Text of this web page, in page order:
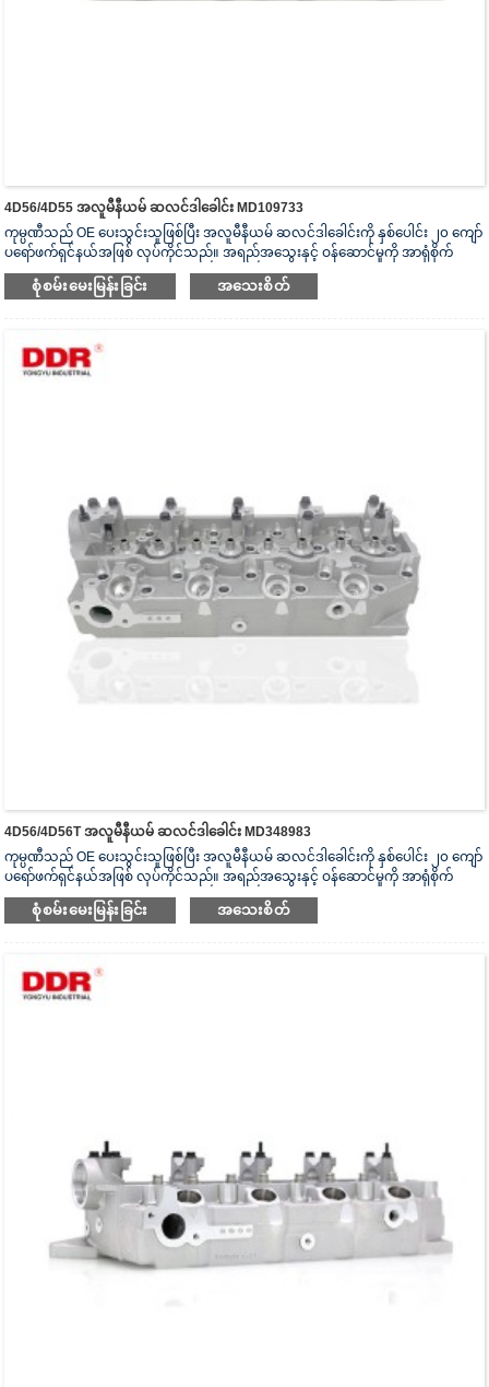
4D56/4D55 အလူမီနီယမ် ဆလင်ဒါခေါင်း MD109733
ကုမ္ပဏီသည် OE ပေးသွင်းသူဖြစ်ပြီး အလူမီနီယမ် ဆလင်ဒါခေါင်းကို နှစ်ပေါင်း ၂၀ ကျော်
ပရော်ဖက်ရှင်နယ်အဖြစ် လုပ်ကိုင်သည်။ အရည်အသွေးနှင့် ဝန်ဆောင်မှုကို အာရုံစိုက်
သည်။ ဆလင်ဒါခေါင်းသည် ISO16949 စစ်မှန်ကြောင်းအထောက်အထားပြမှုလက်မှတ်၊
“အလုံပိတ် ဆလင်ဒါခေါင်း”၊ “ဆလင်ဒါခေါင်း၏ ရှည်လျားသောအသုံးဝင်သော
စုံစမ်းမေးမြန်းခြင်း အသေးစိတ်
4D56/4D56T အလူမီနီယမ် ဆလင်ဒါခေါင်း MD348983
ကုမ္ပဏီသည် OE ပေးသွင်းသူဖြစ်ပြီး အလူမီနီယမ် ဆလင်ဒါခေါင်းကို နှစ်ပေါင်း ၂၀ ကျော်
ပရော်ဖက်ရှင်နယ်အဖြစ် လုပ်ကိုင်သည်။ အရည်အသွေးနှင့် ဝန်ဆောင်မှုကို အာရုံစိုက်
သည်။ ဆလင်ဒါခေါင်းသည် ISO16949 စစ်မှန်ကြောင်းအထောက်အထားပြမှုလက်မှတ်၊
“အလုံပိတ် ဆလင်ဒါခေါင်း”၊ “ဆလင်ဒါခေါင်း၏ ရှည်လျားသောအသုံးဝင်သော
စုံစမ်းမေးမြန်းခြင်း အသေးစိတ်